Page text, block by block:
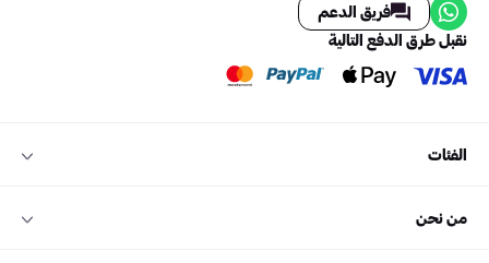
فريق الدعم
نقبل طرق الدفع التالية
الفئات
من نحن